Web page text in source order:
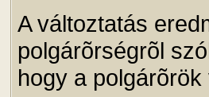
A változtatás
polgárõrségrõl
hogy a